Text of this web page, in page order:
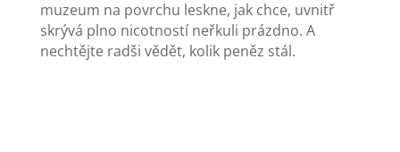
muzeum na povrchu leskne, jak chce, uvnitř
skrývá plno nicotností neřkuli prázdno. A
nechtějte radši vědět, kolik peněz stál.